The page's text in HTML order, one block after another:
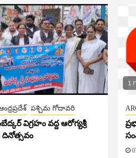
పశ్చిమ గోదావరి
విగ్రహం వద్ద ఆరోగ్యశ్రీ
1